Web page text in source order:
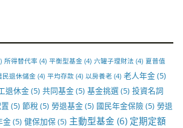
所得替代率 (4) 平衡型基金 (4) 六罐子理財法 (4) 夏普值
民退休儲金 (4) 平均存款 (4) 以房養老 (4) 老人年金(5)
退休金(5) 共同基金(5) 基金挑選 (5) 投資名詞
(5) 節稅 (5) 勞退基金(5) 國民年金保險 (5) 勞退
金(5) 健保加保(5) 主動型基金 (6) 定期定額